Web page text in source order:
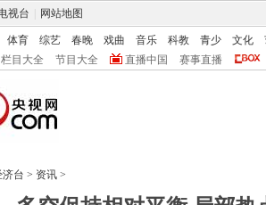
视台 网站地图
体育 综艺 春晚 戏曲 音乐 科教 青少 文化
栏目大全 节目大全 直播中国 赛事直播
济台 > 资讯 >